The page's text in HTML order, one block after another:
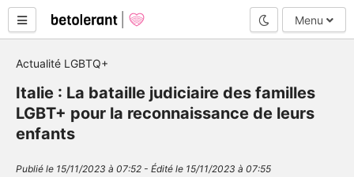
Mode nuit
Menu
Actualité LGBTQ+
Italie : La bataille judiciaire des familles
LGBT+ pour la reconnaissance de leurs
enfants
Publié le 15/11/2023 à 07:52 - Édité le 15/11/2023 à 07:55